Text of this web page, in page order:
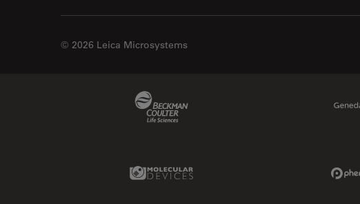
© 2026 Leica Microsystems
Molecular Devices Link